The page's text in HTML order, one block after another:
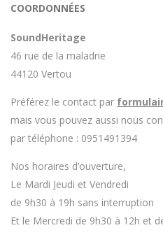
Avoir ce genre d'explication
rendez le matériel.
COORDONNÉES
SoundHeritage
46 rue de la maladrie
44120 Vertou
Préférez le contact par
mais vous pouvez aussi nous
par téléphone : 0951491394
Nos horaires d’ouverture,
Le Mardi Jeudi et Vendredi
de 9h30 à 19h sans interruption
Et le Mercredi de 9h30 à 12h et